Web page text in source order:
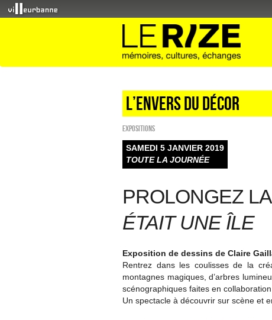
L’envers du décor
EXPOSITIONS
SAMEDI 5 JANVIER 2019
TOUTE LA JOURNÉE
PROLONGEZ
ÉTAIT UNE ÎLE
Exposition de dessins de Claire
Rentrez dans les coulisses de la
montagnes magiques, d’arbres
scénographiques faites en
Un spectacle à découvrir sur scène et